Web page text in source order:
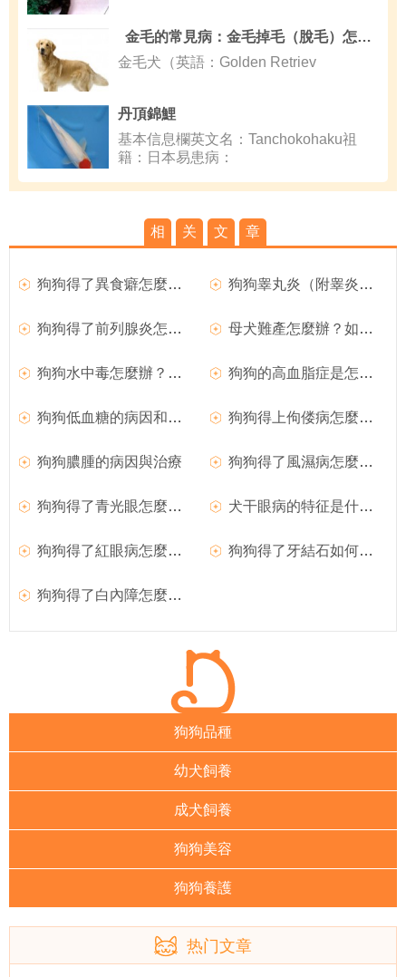
金毛的常見病：金毛掉毛（脫毛）怎麼辦
金毛犬（英語：Golden Retriev
丹頂錦鯉
基本信息欄英文名：Tanchokohaku祖
籍：日本易患病：
相 关 文 章
狗狗得了異食癖怎麼辦？ 狗狗睾丸炎（附睾炎）的臨床症狀
狗狗得了前列腺炎怎麼辦？ 母犬難產怎麼辦？如何處理難產的狗狗？
狗狗水中毒怎麼辦？如何治療？ 狗狗的高血脂症是怎麼回事？
狗狗低血糖的病因和臨床症狀 狗狗得上佝偻病怎麼辦？
狗狗膿腫的病因與治療 狗狗得了風濕病怎麼辦？如何治療犬風濕病？
狗狗得了青光眼怎麼辦？ 犬干眼病的特征是什麼？狗狗得了干眼病怎麼辦？
狗狗得了紅眼病怎麼治療？ 狗狗得了牙結石如何治療？
狗狗得了白內障怎麼辦？如何治療？
狗狗品種
幼犬飼養
成犬飼養
狗狗美容
狗狗養護
热门文章